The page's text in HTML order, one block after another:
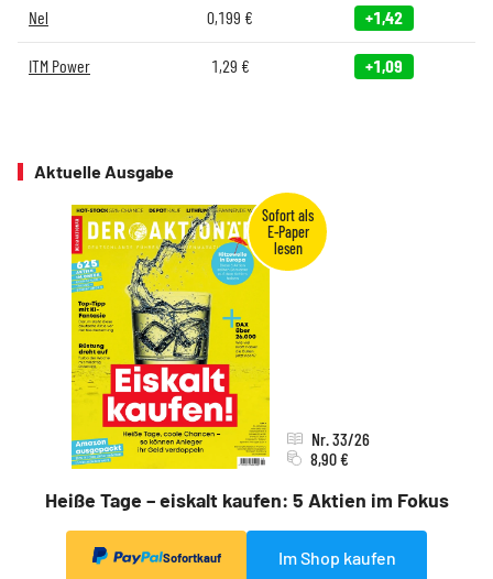
Nel 0,199 € +1,42
ITM Power 1,29 € +1,09
Aktuelle Ausgabe
Heiße Tage – eiskalt kaufen: 5 Aktien im Fokus
Nr. 33/26
8,90 €
Sofortkauf Im Shop kaufen